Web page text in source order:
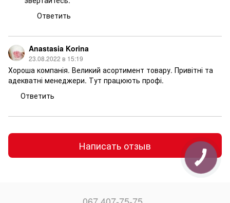
Ответить
Anastasia Korina
23.08.2022 в 15:19
Хороша компанія. Великий асортимент товару. Привітні та
адекватні менеджери. Тут працюють профі.
Ответить
Написать отзыв